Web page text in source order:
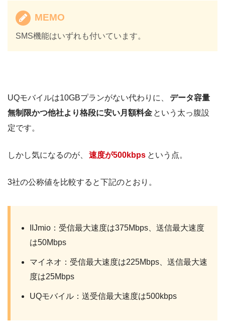
MEMO
SMS機能はいずれも付いています。
UQモバイルは10GBプランがない代わりに、
データ容量
無制限かつ他社より格段に安い月額料金 という太っ腹設
定です。
しかし気になるのが、 速度が500kbps という点。
3社の公称値を比較すると下記のとおり。
IIJmio：受信最大速度は375Mbps、送信最大速度
は50Mbps
マイネオ：受信最大速度は225Mbps、送信最大速
度は25Mbps
UQモバイル：送受信最大速度は500kbps